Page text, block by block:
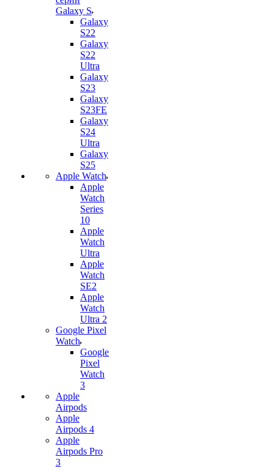
Galaxy S
Galaxy
S22
Galaxy
S22
Ultra
Galaxy
S23
Galaxy
S23FE
Galaxy
S24
Ultra
Galaxy
S25
Apple Watch
Apple
Watch
Series
10
Apple
Watch
Ultra
Apple
Watch
SE2
Apple
Watch
Ultra 2
Google Pixel
Watch
Google
Pixel
Watch
3
Apple
Airpods
Apple
Airpods 4
Apple
Airpods Pro
3